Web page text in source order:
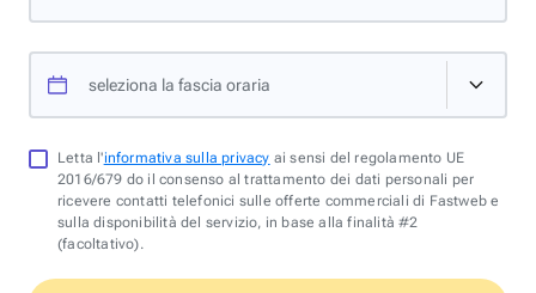
seleziona la fascia oraria
Letta l'informativa sulla privacy ai sensi del regolamento UE
2016/679 do il consenso al trattamento dei dati personali per
ricevere contatti telefonici sulle offerte commerciali di Fastweb e
sulla disponibilità del servizio, in base alla finalità #2
(facoltativo).